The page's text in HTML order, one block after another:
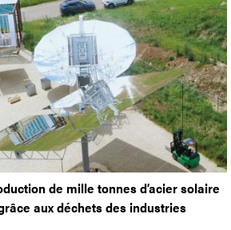
de mille tonnes d’acier solaire
aux déchets des industries